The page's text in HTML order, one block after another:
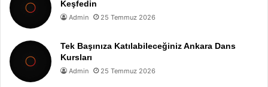
Keşfedin
Admin 25 Temmuz 2026
Tek Başınıza Katılabileceğiniz Ankara Dans
Kursları
Admin 25 Temmuz 2026